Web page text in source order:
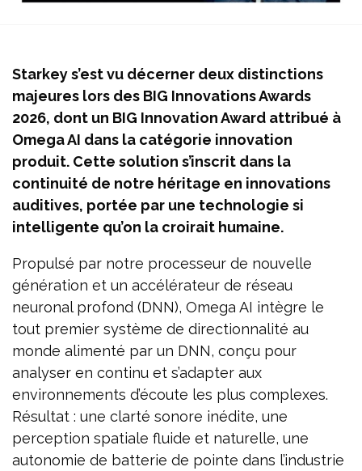
Starkey s’est vu décerner deux distinctions
majeures lors des BIG Innovations Awards
2026, dont un BIG Innovation Award attribué à
Omega AI dans la catégorie innovation
produit. Cette solution s’inscrit dans la
continuité de notre héritage en innovations
auditives, portée par une technologie si
intelligente qu’on la croirait humaine.
Propulsé par notre processeur de nouvelle
génération et un accélérateur de réseau
neuronal profond (DNN), Omega AI intègre le
tout premier système de directionnalité au
monde alimenté par un DNN, conçu pour
analyser en continu et s’adapter aux
environnements d’écoute les plus complexes.
Résultat : une clarté sonore inédite, une
perception spatiale fluide et naturelle, une
autonomie de batterie de pointe dans l’industrie